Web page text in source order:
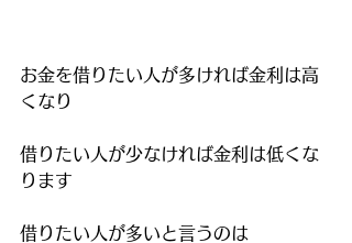
お金を借りたい人が多ければ金利は高
くなり
借りたい人が少なければ金利は低くな
ります
借りたい人が多いと言うのは